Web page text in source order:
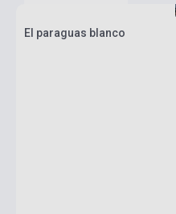
El paraguas blanco